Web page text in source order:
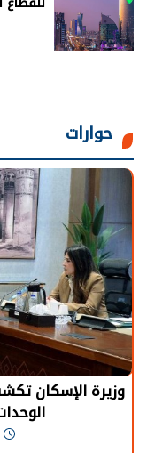
حوارات
وزيرة الإسكان